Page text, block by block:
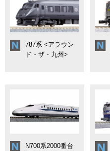
787系 <アラウン
ド・ザ・九州>
N700系2000番台